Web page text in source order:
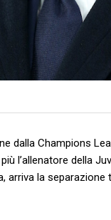
dalla Champions
l’allenatore della
arriva la